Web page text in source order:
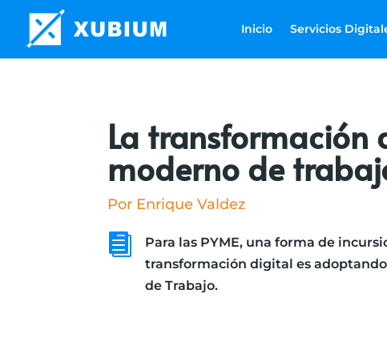
Inicio Servicios
La transformación
moderno de
Por Enrique Valdez

Para las PYME, una forma de
transformación digital es
de Trabajo.